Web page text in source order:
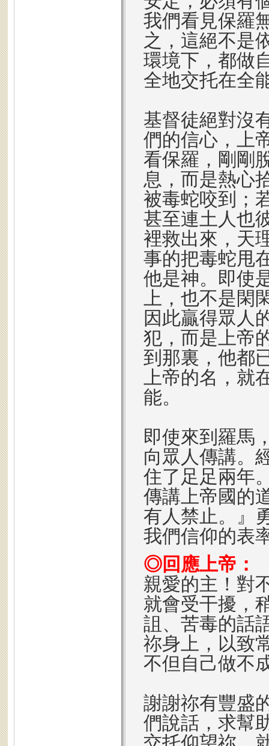
我們看見保羅
之，這絕不是
環境下，都做
全地交托在全
基督徒絕對沒
們的信心，上
看保羅，剛剛
息，而是熱心
被毒蛇咬到；
甚至連土人也
裡救出來，天
事的把毒蛇甩
他是神。即使
上，也不是閑
因此贏得眾人
犯，而是上帝
到那裏，他都
上帝的名，就
能。
即使來到羅馬
向眾人傳講。
住了足足兩年
傳講上帝國的
有人禁止。』
我們信仰的表
◎回應上帝：
親愛的主！對
就會受干擾，
詛、苦毒的話
祢身上，以致
不但自己做不
謝謝祢有豐盛
們說話，求幫